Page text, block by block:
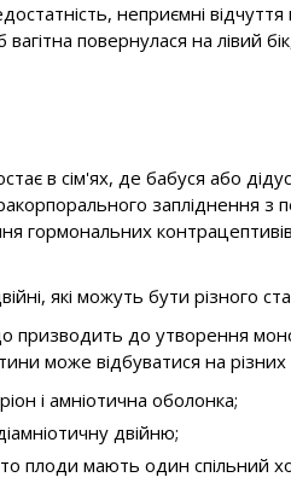
неприємні відчуття
повернулася на лівий
в сім'ях, де бабуся або
запліднення з
гормональних
які можуть бути різного
призводить до утворення
може відбуватися на різних
і амніотична оболонка;
двійню;
плоди мають один спільний